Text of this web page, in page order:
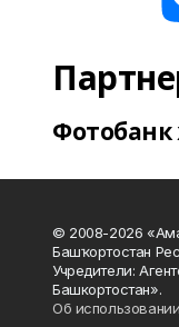
Фотобанк
© 2008-2026
Башҡортостан
Учредители:
Башкортостан».
Об